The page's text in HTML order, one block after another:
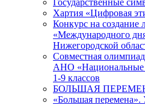
Государственные
Хартия «Цифровая
Конкурс на создание
«Международного
Нижегородской
Совместная
АНО «Национальные
1-9 классов
БОЛЬШАЯ
«Большая перемена».